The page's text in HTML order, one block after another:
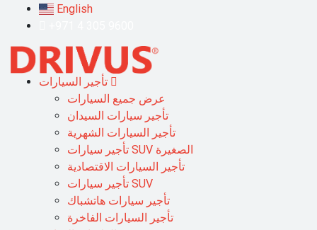
English
عرض جميع السيارات
تأجير سيارات السيدان
تأجير السيارات الشهرية
تأجير سيارات SUV الصغيرة
تأجير السيارات الاقتصادية
تأجير سيارات SUV
تأجير سيارات هاتشباك
تأجير السيارات الفاخرة